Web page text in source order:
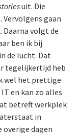
uit. Die
gaan
Daarna volgt de
ben ik bij
de lucht. Dat
tegelijkertijd heb
wel het prettige
en kan zo alles
betreft werkplek
in
overige dagen